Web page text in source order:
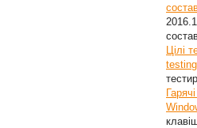
Цілі
testing